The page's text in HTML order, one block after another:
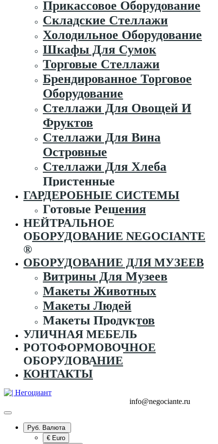
Прикассовое Оборудование
Складские Стеллажи
Холодильное Оборудование
Шкафы Для Сумок
Торговые Стеллажи
Брендированное Торговое
Оборудование
Стеллажи Для Овощей И
Фруктов
Стеллажи Для Вина
Островные
Стеллажи Для Хлеба
Пристенные
ГАРДЕРОБНЫЕ СИСТЕМЫ
Готовые Решения
НЕЙТРАЛЬНОЕ
ОБОРУДОВАНИЕ NEGOCIANTE
®
ОБОРУДОВАНИЕ ДЛЯ МУЗЕЕВ
Витрины Для Музеев
Макеты Животных
Макеты Людей
Макеты Продуктов
УЛИЧНАЯ МЕБЕЛЬ
РОТОФОРМОВОЧНОЕ
ОБОРУДОВАНИЕ
КОНТАКТЫ
info@negociante.ru
Руб. Валюта
€ Euro